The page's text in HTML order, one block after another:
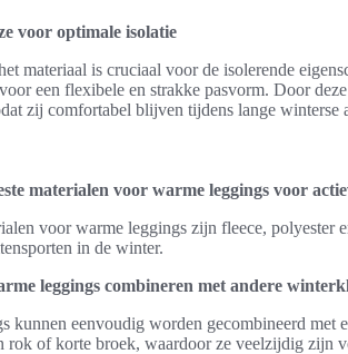
voor optimale isolatie
materiaal is cruciaal voor de isolerende
een flexibele en strakke pasvorm. Door
zij comfortabel blijven tijdens lange
materialen voor warme leggings voor
voor warme leggings zijn fleece,
in de winter.
leggings combineren met andere
kunnen eenvoudig worden gecombineerd met
rok of korte broek, waardoor ze veelzijdig zijn